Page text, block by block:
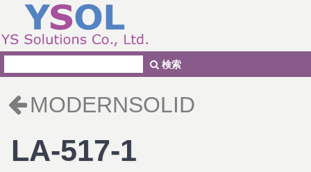
MODERNSOLID
LA-517-1
検索